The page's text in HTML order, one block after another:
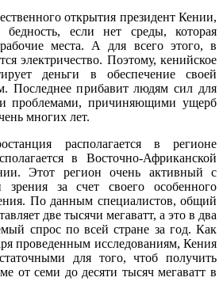
открытия президент Кении,
бедность, если нет среды, которая
места. А для всего этого, в
электричество. Поэтому, кенийское
деньги в обеспечение своей
Последнее прибавит людям сил для
проблемами, причиняющими ущерб
многих лет.
располагается в регионе
в Восточно-Африканской
Этот регион очень активный с
зрения за счет своего особенного
По данным специалистов, общий
две тысячи мегаватт, а это в два
спрос по всей стране за год. Как
проведенным исследованиям, Кения
для того, чтоб получить
от семи до десяти тысяч мегаватт в